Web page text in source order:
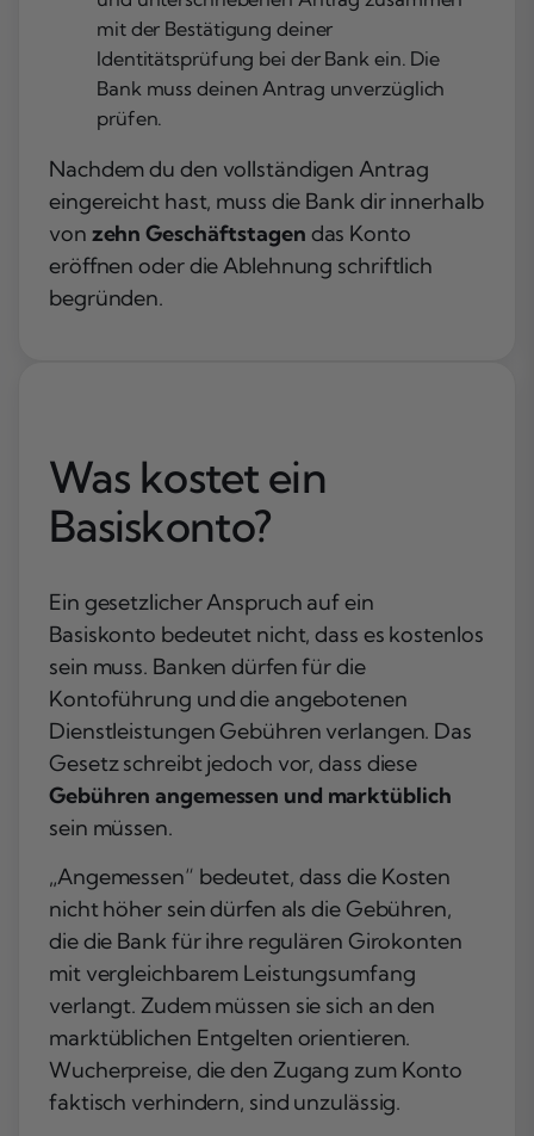
mit der Bestätigung deiner
Identitätsprüfung bei der Bank ein. Die
Bank muss deinen Antrag unverzüglich
prüfen.
Nachdem du den vollständigen Antrag
eingereicht hast, muss die Bank dir innerhalb
von zehn Geschäftstagen das Konto
eröffnen oder die Ablehnung schriftlich
begründen.
Was kostet ein
Basiskonto?
Ein gesetzlicher Anspruch auf ein
Basiskonto bedeutet nicht, dass es kostenlos
sein muss. Banken dürfen für die
Kontoführung und die angebotenen
Dienstleistungen Gebühren verlangen. Das
Gesetz schreibt jedoch vor, dass diese
Gebühren angemessen und marktüblich
sein müssen.
„Angemessen“ bedeutet, dass die Kosten
nicht höher sein dürfen als die Gebühren,
die die Bank für ihre regulären Girokonten
mit vergleichbarem Leistungsumfang
verlangt. Zudem müssen sie sich an den
marktüblichen Entgelten orientieren.
Wucherpreise, die den Zugang zum Konto
faktisch verhindern, sind unzulässig.